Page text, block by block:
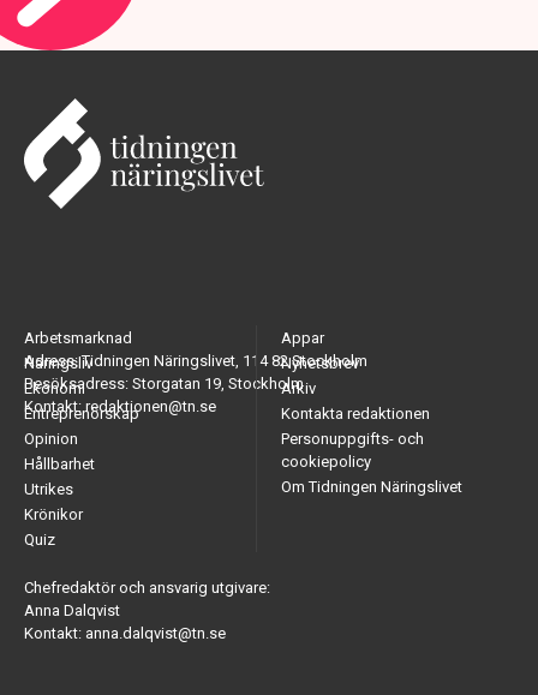
Adress: Tidningen Näringslivet, 114 82 Stockholm
Besöksadress: Storgatan 19, Stockholm
Kontakt: redaktionen@tn.se
Arbetsmarknad
Näringsliv
Ekonomi
Entreprenörskap
Opinion
Hållbarhet
Utrikes
Krönikor
Quiz
Appar
Nyhetsbrev
Arkiv
Kontakta redaktionen
Personuppgifts- och
cookiepolicy
Om Tidningen Näringslivet
Chefredaktör och ansvarig utgivare:
Anna Dalqvist
Kontakt: anna.dalqvist@tn.se